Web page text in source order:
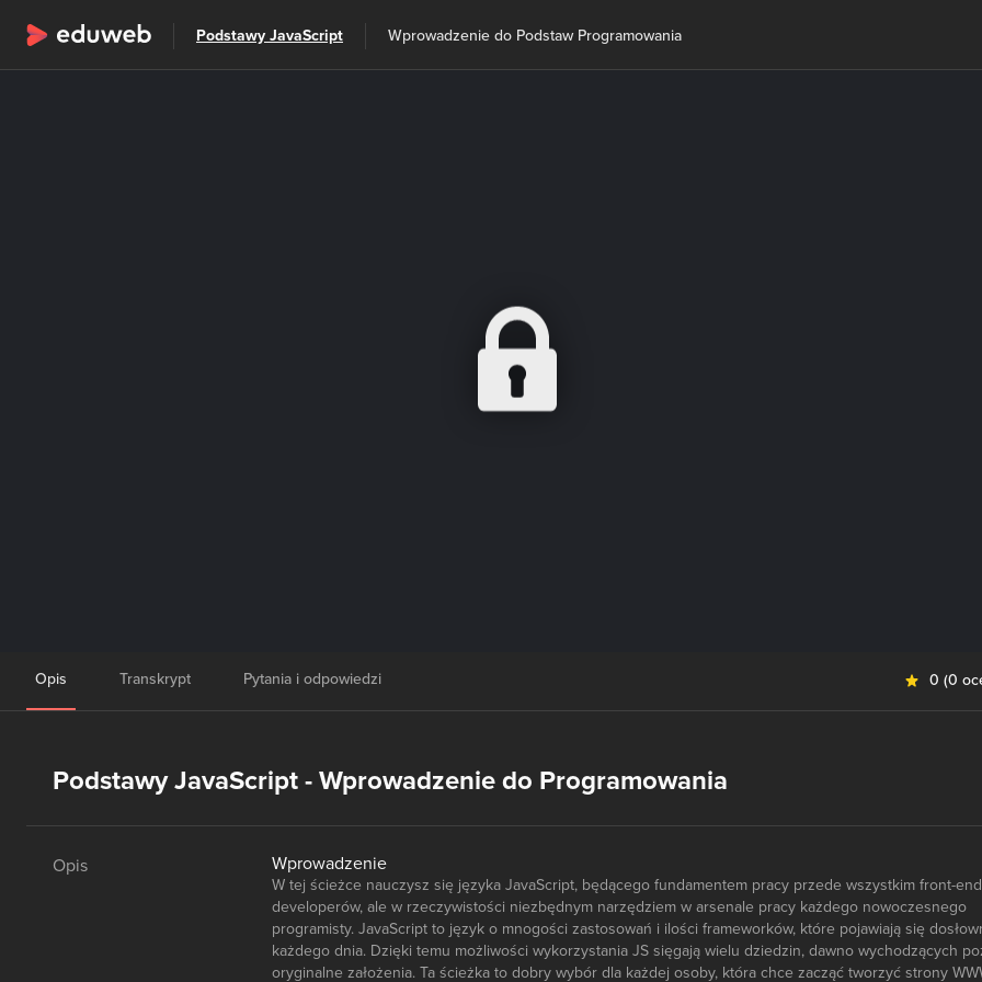
Wszystkie kategorie Szkolenia
Podstawy JavaScript Wprowadzenie do Podstaw Programowania
Opis Transkrypt Pytania i odpowiedzi 0 (0
Podstawy JavaScript - Wprowadzenie do Programowania
Opis Wprowadzenie
W tej ścieżce nauczysz się języka JavaScript, będącego fundamentem pracy przede wszystkim front-end
developerów, ale w rzeczywistości niezbędnym narzędziem w arsenale pracy każdego nowoczesnego
programisty. JavaScript to język o mnogości zastosowań i ilości frameworków, które pojawiają się
każdego dnia. Dzięki temu możliwości wykorzystania JS sięgają wielu dziedzin, dawno wychodzących
oryginalne założenia. Ta ścieżka to dobry wybór dla każdej osoby, która chce zacząć tworzyć strony